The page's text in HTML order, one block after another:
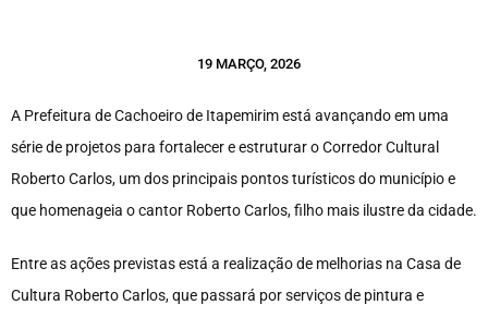
19 MARÇO, 2026
A Prefeitura de Cachoeiro de Itapemirim está avançando em uma
série de projetos para fortalecer e estruturar o Corredor Cultural
Roberto Carlos, um dos principais pontos turísticos do município e
que homenageia o cantor Roberto Carlos, filho mais ilustre da cidade.
Entre as ações previstas está a realização de melhorias na Casa de
Cultura Roberto Carlos, que passará por serviços de pintura e